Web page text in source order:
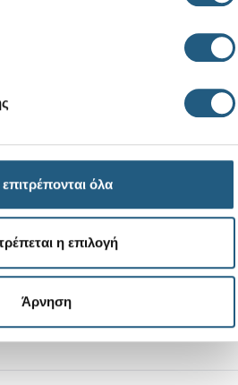
όλα
η επιλογή
Άρνηση
5,99 €